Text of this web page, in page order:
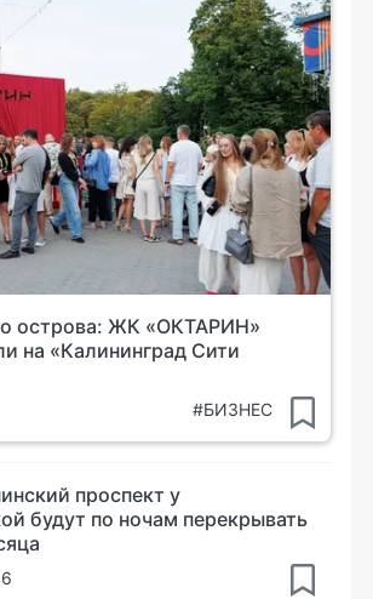
острова: ЖК «ОКТАРИН»
на «Калининград Сити
#БИЗНЕС
проспект у
будут по ночам перекрывать